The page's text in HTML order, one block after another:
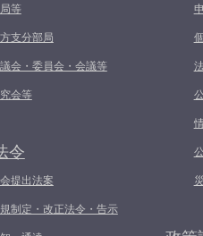
等
支分部局
会・委員会・会議等
会等
令
提出法案
制定・改正法令・告示